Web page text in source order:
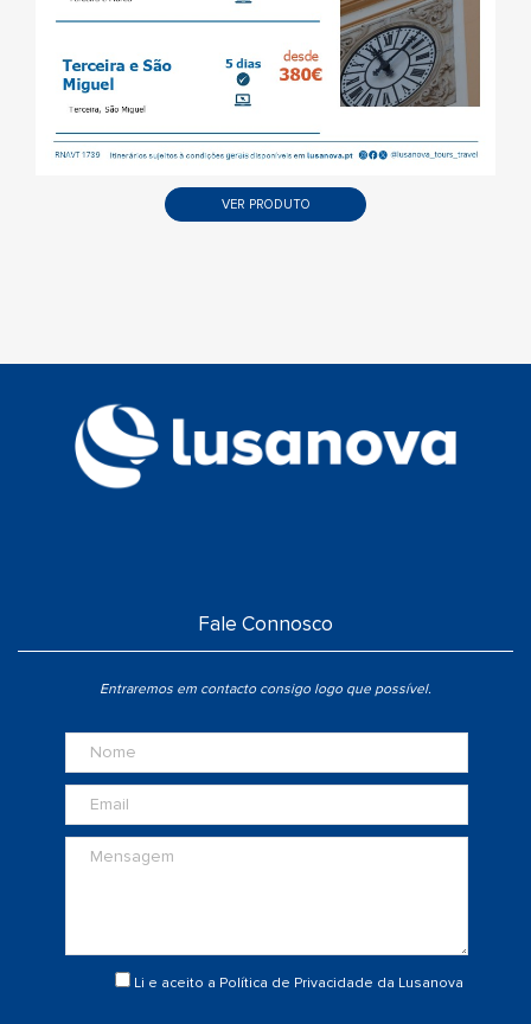
VER PRODUTO
Fale Connosco
Entraremos em contacto consigo logo que possível.
Li e aceito a Política de Privacidade da Lusanova